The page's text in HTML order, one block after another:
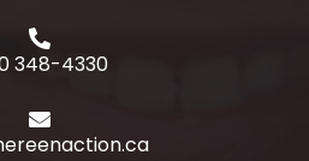
348-4330